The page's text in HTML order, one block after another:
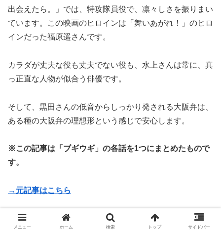
出会えたら。」では、特攻隊員役で、凛々しさを振りまい
ています。この映画のヒロインは「舞いあがれ！」のヒロ
インだった福原遥さんです。
カラダが丈夫な役も丈夫でない役も、水上さんは常に、真
っ正直な人物が似合う俳優です。
そして、黒田さんの低音からしっかり発される大阪弁は、
ある種の大阪弁の理想形という感じで安心します。
※この記事は「ブギウギ」の各話を1つにまとめたもので
す。
→元記事はこちら
→目次へ戻る
メニュー ホーム 検索 トップ サイドバー